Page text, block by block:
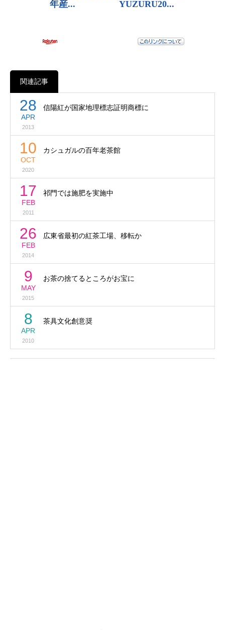
関連記事
28
APR
2013
信陽紅が国家地理標志証明商標に
10
OCT
2020
カシュガルの百年老茶館
17
FEB
2011
祁門では施肥を実施中
26
FEB
2014
広東省最初の紅茶工場、移転か
9
MAY
2015
お茶の捨てるところがお宝に
8
APR
2010
茶具文化創意奨